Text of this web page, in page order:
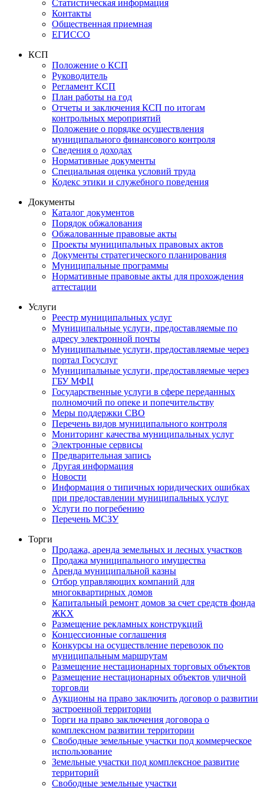
Статистическая информация
Контакты
Общественная приемная
ЕГИССО
КСП
Положение о КСП
Руководитель
Регламент КСП
План работы на год
Отчеты и заключения КСП по итогам
контрольных мероприятий
Положение о порядке осуществления
муниципального финансового контроля
Сведения о доходах
Нормативные документы
Специальная оценка условий труда
Кодекс этики и служебного поведения
Документы
Каталог документов
Порядок обжалования
Обжалованные правовые акты
Проекты муниципальных правовых актов
Документы стратегического планирования
Муниципальные программы
Нормативные правовые акты для прохождения
аттестации
Услуги
Реестр муниципальных услуг
Муниципальные услуги, предоставляемые по
адресу электронной почты
Муниципальные услуги, предоставляемые через
портал Госуслуг
Муниципальные услуги, предоставляемые через
ГБУ МФЦ
Государственные услуги в сфере переданных
полномочий по опеке и попечительству
Меры поддержки СВО
Перечень видов муниципального контроля
Мониторинг качества муниципальных услуг
Электронные сервисы
Предварительная запись
Другая информация
Новости
Информация о типичных юридических ошибках
при предоставлении муниципальных услуг
Услуги по погребению
Перечень МСЗУ
Торги
Продажа, аренда земельных и лесных участков
Продажа муниципального имущества
Аренда муниципальной казны
Отбор управляющих компаний для
многоквартирных домов
Капитальный ремонт домов за счет средств фонда
ЖКХ
Размещение рекламных конструкций
Концессионные соглашения
Конкурсы на осуществление перевозок по
муниципальным маршрутам
Размещение нестационарных торговых объектов
Размещение нестационарных объектов уличной
торговли
Аукционы на право заключить договор о развитии
застроенной территории
Торги на право заключения договора о
комплексном развитии территории
Свободные земельные участки под коммерческое
использование
Земельные участки под комплексное развитие
территорий
Свободные земельные участки